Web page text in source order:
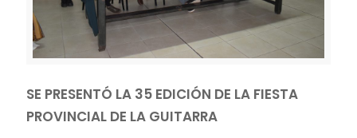
SE PRESENTÓ LA 35 EDICIÓN DE LA FIESTA
PROVINCIAL DE LA GUITARRA